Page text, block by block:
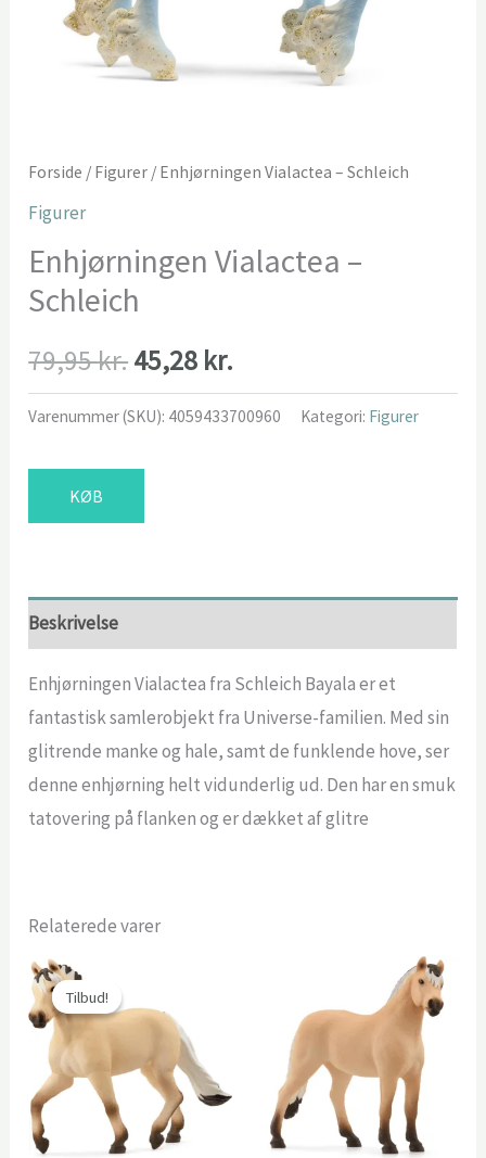
Forside / Figurer / Enhjørningen Vialactea – Schleich
Figurer
Enhjørningen Vialactea –
Schleich
79,95kr.Den
oprindelige
pris
45,28 kr.
aktuelle
Varenummer (SKU): 4059433700960 Kategori: Figurer
KØB
Beskrivelse
Enhjørningen Vialactea fra Schleich Bayala er et
fantastisk samlerobjekt fra Universe-familien. Med sin
glitrende manke og hale, samt de funklende hove, ser
denne enhjørning helt vidunderlig ud. Den har en smuk
tatovering på flanken og er dækket af glitre
Relaterede varer
Tilbud!
Tilbud!